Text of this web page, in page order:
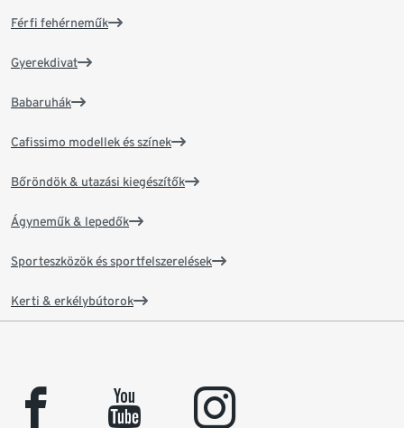
Férfi fehérneműk
Gyerekdivat
Babaruhák
Cafissimo modellek és színek
Bőröndök & utazási kiegészítők
Ágyneműk & lepedők
Sporteszközök és sportfelszerelések
Kerti & erkélybútorok
facebook youtube instagram